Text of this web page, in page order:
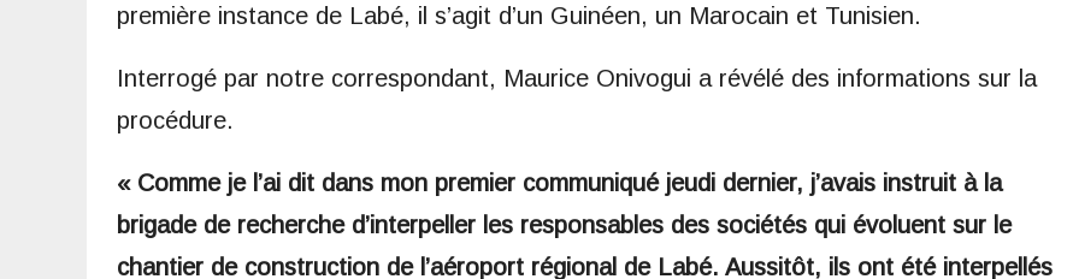
première instance de Labé, il s’agit d’un Guinéen, un Marocain et Tunisien.
Interrogé par notre correspondant, Maurice Onivogui a révélé des informations sur la
procédure.
« Comme je l’ai dit dans mon premier communiqué jeudi dernier, j’avais instruit à la
brigade de recherche d’interpeller les responsables des sociétés qui évoluent sur le
chantier de construction de l’aéroport régional de Labé. Aussitôt, ils ont été interpellés